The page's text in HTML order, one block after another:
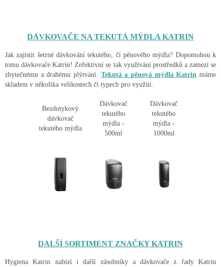
DÁVKOVAČE NA TEKUTÁ MÝDLA KATRIN
Jak zajistit šetrné dávkování tekutého, či pěnového mýdla? Dopomohou k
tomu dávkovače Katrin! Zefektivní se tak využívání prostředků a zamezí se
zbytečnému a drahému plýtvání. Tekutá a pěnová mýdla Katrin máme
skladem v několika velikostech či typech pro využití.
Bezdotykový
dávkovač
tekutého mýdla
Dávkovač
tekutého
mýdla -
500ml
Dávkovač
tekutého
mýdla -
1000ml
DALŠÍ SORTIMENT ZNAČKY KATRIN
Hygiena Katrin nabízí i další zásobníky a dávkovače z řady Katrin